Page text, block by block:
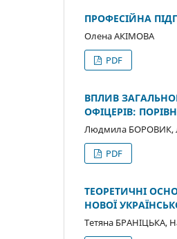
ПРОФЕСІЙНА
Олена АКІМОВА
PDF
ВПЛИВ
ОФІЦЕРІВ:
Людмила БОРОВИК,
PDF
ТЕОРЕТИЧНІ
НОВОЇ
Тетяна БРАНІЦЬКА,